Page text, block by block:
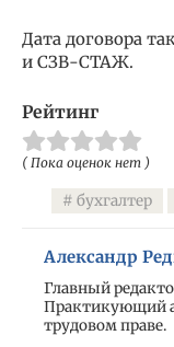
Дата договора
и СЗВ-СТАЖ.
Рейтинг
( Пока оценок нет )
бухгалтер
Александр
Главный
Практикующий
трудовом праве.